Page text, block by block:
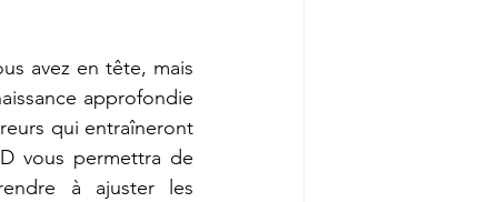
avez en tête, mais
approfondie
qui entraîneront
vous permettra de
à ajuster les